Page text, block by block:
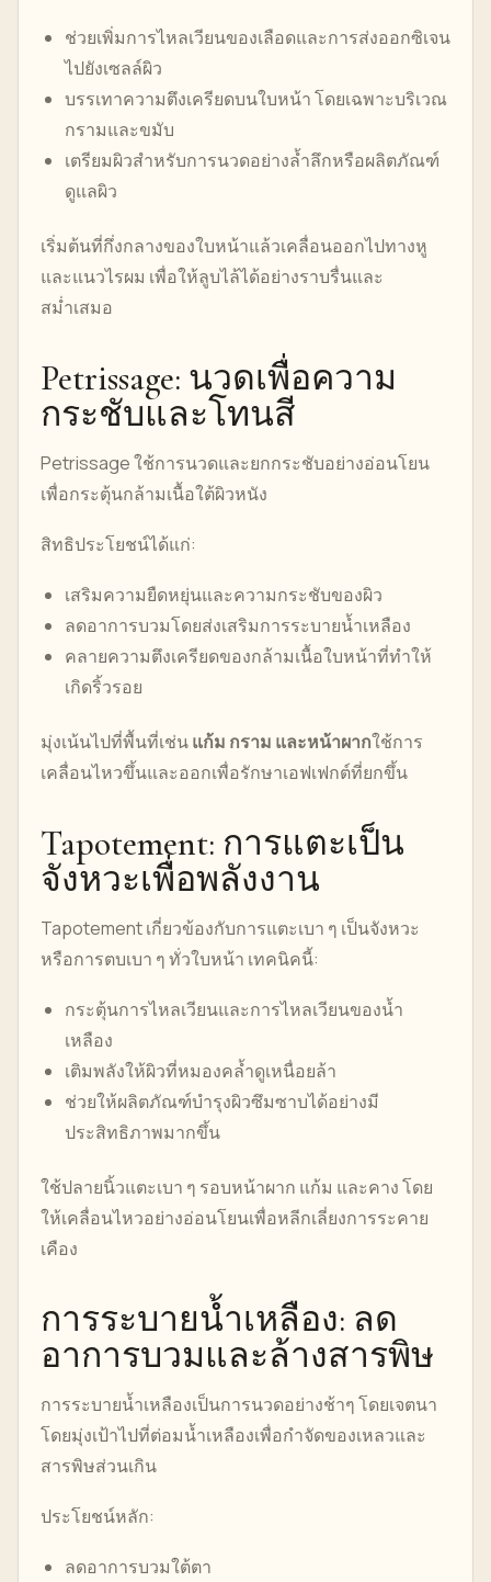
ช่วยเพิ่มการไหลเวียนของเลือดและการส่งออกซิเจน
ไปยังเซลล์ผิว
บรรเทาความตึงเครียดบนใบหน้า โดยเฉพาะบริเวณ
กรามและขมับ
เตรียมผิวสำหรับการนวดอย่างล้ำลึกหรือผลิตภัณฑ์
ดูแลผิว
เริ่มต้นที่กึ่งกลางของใบหน้าแล้วเคลื่อนออกไปทางหู
และแนวไรผม เพื่อให้ลูบไล้ได้อย่างราบรื่นและ
สม่ำเสมอ
Petrissage: นวดเพื่อความ
กระชับและโทนสี
Petrissage ใช้การนวดและยกกระชับอย่างอ่อนโยน
เพื่อกระตุ้นกล้ามเนื้อใต้ผิวหนัง
สิทธิประโยชน์ได้แก่:
เสริมความยืดหยุ่นและความกระชับของผิว
ลดอาการบวมโดยส่งเสริมการระบายน้ำเหลือง
คลายความตึงเครียดของกล้ามเนื้อใบหน้าที่ทำให้
เกิดริ้วรอย
มุ่งเน้นไปที่พื้นที่เช่นแก้ม กราม และหน้าผากใช้การ
เคลื่อนไหวขึ้นและออกเพื่อรักษาเอฟเฟกต์ที่ยกขึ้น
Tapotement: การแตะเป็น
จังหวะเพื่อพลังงาน
Tapotement เกี่ยวข้องกับการแตะเบา ๆ เป็นจังหวะ
หรือการตบเบา ๆ ทั่วใบหน้า เทคนิคนี้:
กระตุ้นการไหลเวียนและการไหลเวียนของน้ำ
เหลือง
เติมพลังให้ผิวที่หมองคล้ำดูเหนื่อยล้า
ช่วยให้ผลิตภัณฑ์บำรุงผิวซึมซาบได้อย่างมี
ประสิทธิภาพมากขึ้น
ใช้ปลายนิ้วแตะเบา ๆ รอบหน้าผาก แก้ม และคาง โดย
ให้เคลื่อนไหวอย่างอ่อนโยนเพื่อหลีกเลี่ยงการระคาย
เคือง
การระบายน้ำเหลือง: ลด
อาการบวมและล้างสารพิษ
การระบายน้ำเหลืองเป็นการนวดอย่างช้าๆ โดยเจตนา
โดยมุ่งเป้าไปที่ต่อมน้ำเหลืองเพื่อกำจัดของเหลวและ
สารพิษส่วนเกิน
ประโยชน์หลัก:
ลดอาการบวมใต้ตา